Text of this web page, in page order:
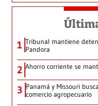
1 Tribunal mantiene
Pandora
2 Ahorro corriente se
3 Panamá y Missouri
comercio agropecuario